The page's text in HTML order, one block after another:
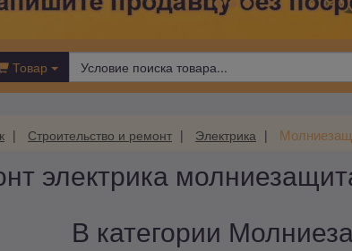
Товар
Строительство и ремонт Электрика
электрика
В категории